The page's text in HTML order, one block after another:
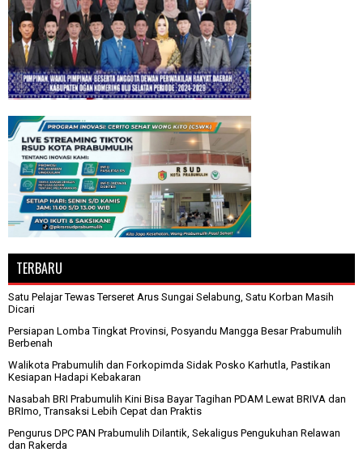
TERBARU
Satu Pelajar Tewas Terseret Arus Sungai Selabung, Satu Korban Masih
Dicari
Persiapan Lomba Tingkat Provinsi, Posyandu Mangga Besar Prabumulih
Berbenah
Walikota Prabumulih dan Forkopimda Sidak Posko Karhutla, Pastikan
Kesiapan Hadapi Kebakaran
Nasabah BRI Prabumulih Kini Bisa Bayar Tagihan PDAM Lewat BRIVA dan
BRImo, Transaksi Lebih Cepat dan Praktis
Pengurus DPC PAN Prabumulih Dilantik, Sekaligus Pengukuhan Relawan
dan Rakerda